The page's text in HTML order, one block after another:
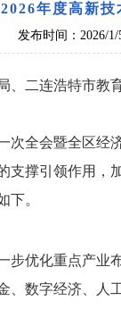
年度高新
发布时间：2026/
、二连浩特市
次全会暨全区
支撑引领作用
下。
步优化重点产业
、数字经济、